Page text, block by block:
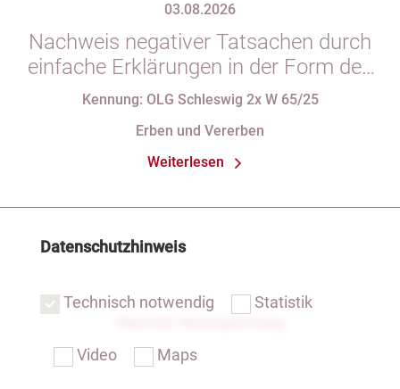
03.08.2026
Nachweis negativer Tatsachen durch
einfache Erklärungen in der Form des
§ 29 GBO (hier: Nichtgeltendmachung
Kennung: OLG Schleswig 2x W 65/25
Erben und Vererben
Weiterlesen
Datenschutzhinweis
Technisch notwendig Statistik
Video Maps